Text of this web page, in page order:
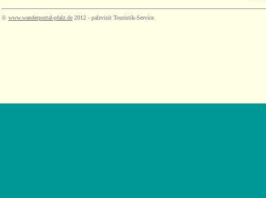
© www.wanderportal-pfalz.de 2012 - palzvisit Touristik-Service